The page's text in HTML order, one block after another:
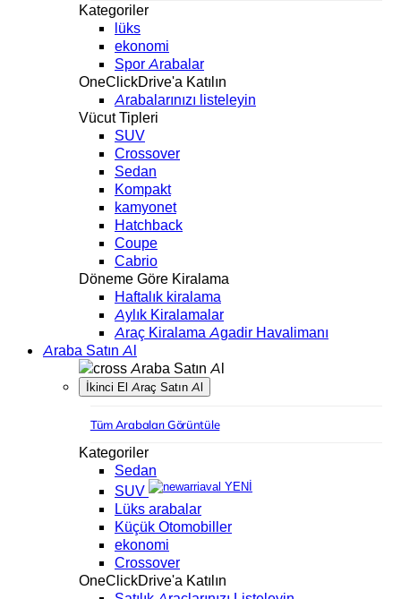
Kategoriler
lüks
ekonomi
Spor Arabalar
OneClickDrive'a Katılın
Arabalarınızı listeleyin
Vücut Tipleri
SUV
Crossover
Sedan
Kompakt
kamyonet
Hatchback
Coupe
Cabrio
Döneme Göre Kiralama
Haftalık kiralama
Aylık Kiralamalar
Araç Kiralama Agadir Havalimanı
Araba Satın Al
Araba Satın Al
İkinci El Araç Satın Al
Tüm Arabaları Görüntüle
Kategoriler
Sedan
SUV
YENİ
Lüks arabalar
Küçük Otomobiller
ekonomi
Crossover
OneClickDrive'a Katılın